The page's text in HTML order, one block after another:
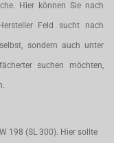
Hier können Sie nach
Feld sucht nach
sondern auch unter
suchen möchten,
198 (SL 300). Hier sollte